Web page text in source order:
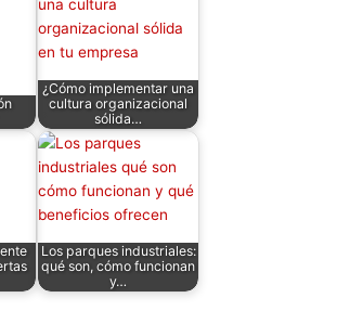
¿Cómo implementar una
cultura organizacional
sólida…
Los parques industriales:
qué son, cómo funcionan
y…